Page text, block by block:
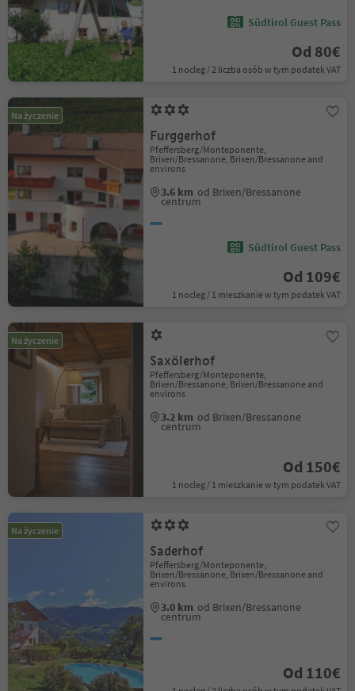
Südtirol Guest Pass
Od 80€
1 nocleg / 2 liczba osób w tym podatek VAT
Na życzenie
Furggerhof
Pfeffersberg/Monteponente,
Brixen/Bressanone, Brixen/Bressanone and
environs
3.6 km od Brixen/Bressanone
centrum
Südtirol Guest Pass
Od 109€
1 nocleg / 1 mieszkanie w tym podatek VAT
Na życzenie
Saxölerhof
Pfeffersberg/Monteponente,
Brixen/Bressanone, Brixen/Bressanone and
environs
3.2 km od Brixen/Bressanone
centrum
Od 150€
1 nocleg / 1 mieszkanie w tym podatek VAT
Na życzenie
Saderhof
Pfeffersberg/Monteponente,
Brixen/Bressanone, Brixen/Bressanone and
environs
3.0 km od Brixen/Bressanone
centrum
Od 110€